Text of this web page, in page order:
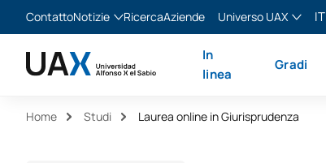
ContattoNotizie
Notizie
RicercaAziende
Universo UAX
XTART
IT
English
Français
In
linea
Gradi
Home Studi Laurea online in Giurisprudenza